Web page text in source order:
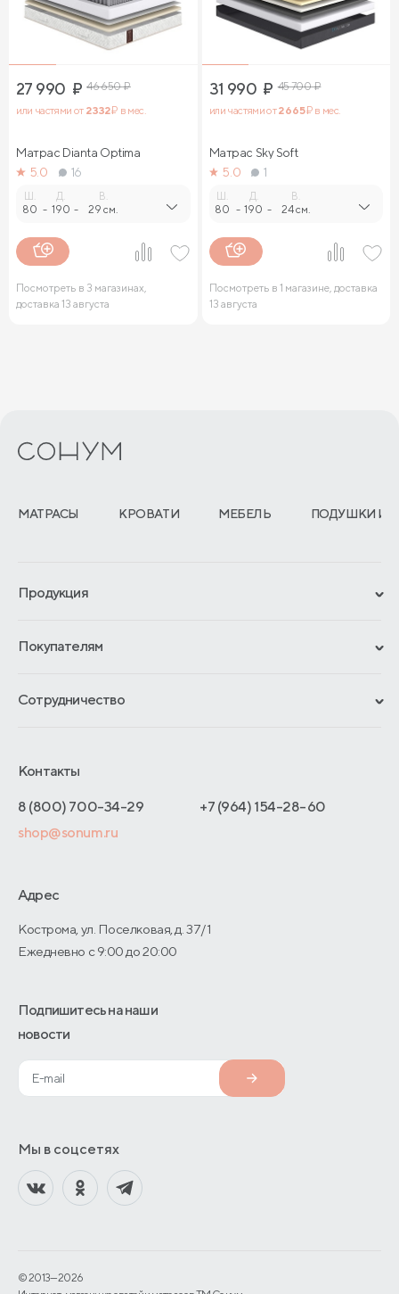
27 990 ₽ 46 650₽
или частями от 2 332₽ в мес.
Матрас Dianta Optima
5.0
16
80 -
Д.
190 -
В.
29 см.
Посмотреть в 3 магазинах,
доставка 13 августа
31 990 ₽ 45 700₽
или частями от2 665₽ в мес.
Матрас Sky Soft
5.0
1
80 -
Д.
190 -
В.
24 см.
Посмотреть в 1 магазине, доставка
13 августа
МАТРАСЫ КРОВАТИ МЕБЕЛЬ ПОДУШКИ И
Продукция
Гарантии
Отзывы покупателей
Покупателям
Обмен и возврат
Как оформить заказ
Адреса магазинов
Договор-оферты
Сотрудничество
Отельерам
Оптовые продажи
О производстве
Контакты
8 (800) 700-34-29
+7 (964) 154-28-60
shop@sonum.ru
Адрес
Кострома, ул. Поселковая, д. 37/1
Ежедневно с 9:00 до 20:00
Подпишитесь на наши
новости
Мы в соцсетях
© 2013—2026